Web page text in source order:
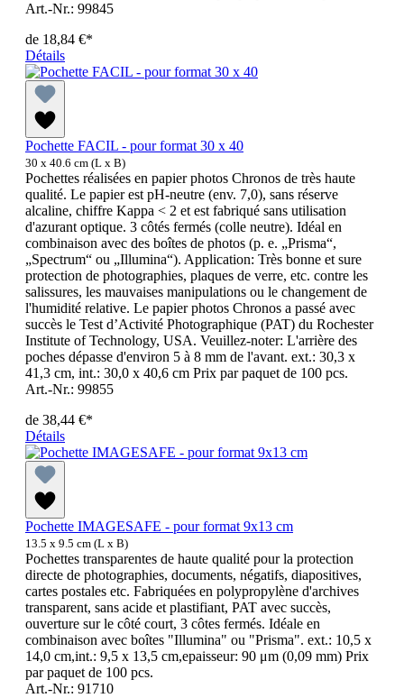
Art.-Nr.: 99845
de 18,84 €*
Détails
Pochette FACIL - pour format 30 x 40
30 x 40.6 cm (L x B)
Pochettes réalisées en papier photos Chronos de très haute
qualité. Le papier est pH-neutre (env. 7,0), sans réserve
alcaline, chiffre Kappa < 2 et est fabriqué sans utilisation
d'azurant optique. 3 côtés fermés (colle neutre). Idéal en
combinaison avec des boîtes de photos (p. e. „Prisma“,
„Spectrum“ ou „Illumina“). Application: Très bonne et sure
protection de photographies, plaques de verre, etc. contre les
salissures, les mauvaises manipulations ou le changement de
l'humidité relative. Le papier photos Chronos a passé avec
succès le Test d’Activité Photographique (PAT) du Rochester
Institute of Technology, USA. Veuillez-noter: L'arrière des
poches dépasse d'environ 5 à 8 mm de l'avant. ext.: 30,3 x
41,3 cm, int.: 30,0 x 40,6 cm Prix par paquet de 100 pcs.
Art.-Nr.: 99855
de 38,44 €*
Détails
Pochette IMAGESAFE - pour format 9x13 cm
13.5 x 9.5 cm (L x B)
Pochettes transparentes de haute qualité pour la protection
directe de photographies, documents, négatifs, diapositives,
cartes postales etc. Fabriquées en polypropylène d'archives
transparent, sans acide et plastifiant, PAT avec succès,
ouverture sur le côté court, 3 côtes fermés. Idéale en
combinaison avec boîtes "Illumina" ou "Prisma". ext.: 10,5 x
14,0 cm,int.: 9,5 x 13,5 cm,epaisseur: 90 μm (0,09 mm) Prix
par paquet de 100 pcs.
Art.-Nr.: 91710